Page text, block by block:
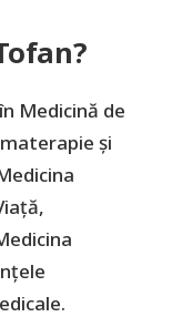
Medicină de
şi